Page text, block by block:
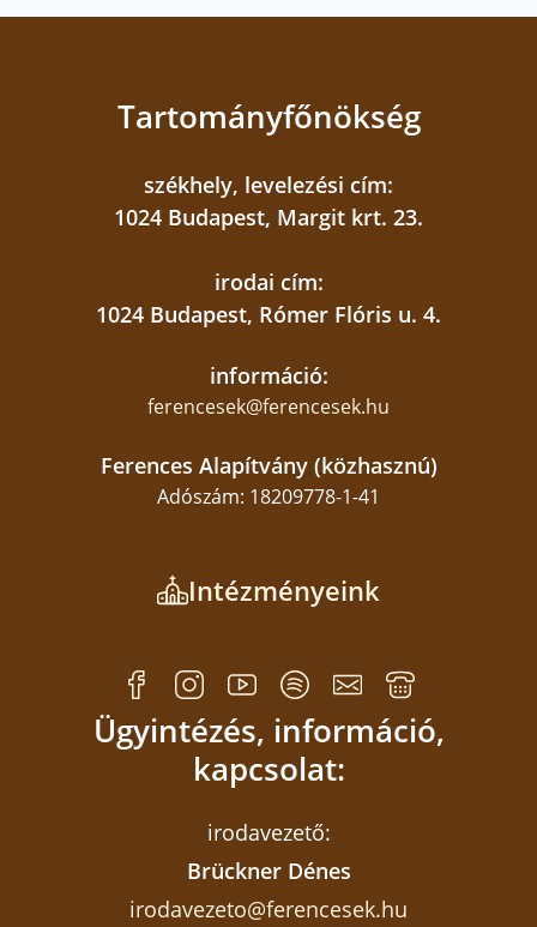
Tartományfőnökség
székhely, levelezési cím:
1024 Budapest, Margit krt. 23.
irodai cím:
1024 Budapest, Rómer Flóris u. 4.
információ:
ferencesek@ferencesek.hu
Ferences Alapítvány (közhasznú)
Adószám: 18209778-1-41
Intézményeink
Ügyintézés, információ,
kapcsolat:
irodavezető:
Brückner Dénes
irodavezeto@ferencesek.hu